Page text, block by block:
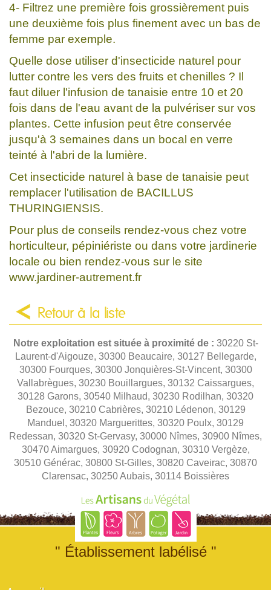
4- Filtrez une première fois grossièrement puis
une deuxième fois plus finement avec un bas de
femme par exemple.
Quelle dose utiliser d'insecticide naturel pour
lutter contre les vers des fruits et chenilles ? Il
faut diluer l'infusion de tanaisie entre 10 et 20
fois dans de l'eau avant de la pulvériser sur vos
plantes. Cette infusion peut être conservée
jusqu'à 3 semaines dans un bocal en verre
teinté à l'abri de la lumière.
Cet insecticide naturel à base de tanaisie peut
remplacer l'utilisation de BACILLUS
THURINGIENSIS.
Pour plus de conseils rendez-vous chez votre
horticulteur, pépiniériste ou dans votre jardinerie
locale ou bien rendez-vous sur le site
www.jardiner-autrement.fr
Retour à la liste
Notre exploitation est située à proximité de : 30220 St-
Laurent-d'Aigouze, 30300 Beaucaire, 30127 Bellegarde,
30300 Fourques, 30300 Jonquières-St-Vincent, 30300
Vallabrègues, 30230 Bouillargues, 30132 Caissargues,
30128 Garons, 30540 Milhaud, 30230 Rodilhan, 30320
Bezouce, 30210 Cabrières, 30210 Lédenon, 30129
Manduel, 30320 Marguerittes, 30320 Poulx, 30129
Redessan, 30320 St-Gervasy, 30000 Nîmes, 30900 Nîmes,
30470 Aimargues, 30920 Codognan, 30310 Vergèze,
30510 Générac, 30800 St-Gilles, 30820 Caveirac, 30870
Clarensac, 30250 Aubais, 30114 Boissières
" Établissement labélisé "